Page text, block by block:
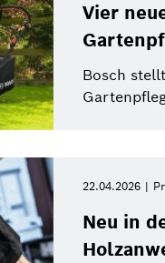
Künstliche
Power Tools
Vier
Bosch
22.04.2026
Neu in